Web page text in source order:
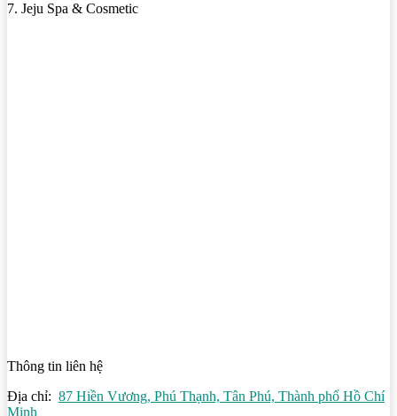
7. Jeju Spa & Cosmetic
Thông tin liên hệ
Địa chỉ: 87 Hiền Vương, Phú Thạnh, Tân Phú, Thành phố Hồ Chí
Minh